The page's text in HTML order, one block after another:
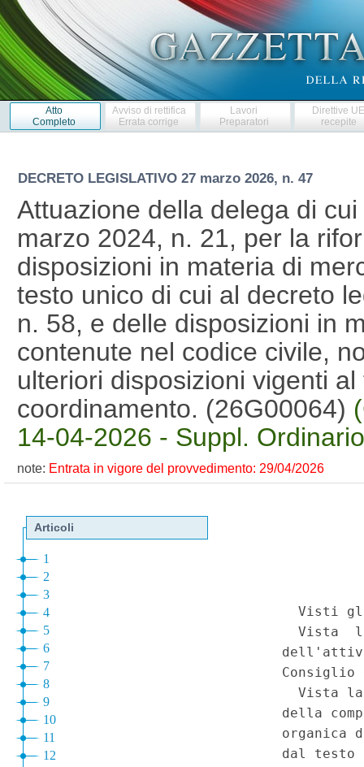
Atto
Completo
Avviso di rettifica
Errata corrige
Lavori
Preparatori
Direttive
recepite
DECRETO LEGISLATIVO 27 marzo 2026, n. 47
Attuazione della delega di
marzo 2024, n. 21, per la
disposizioni in materia di
testo unico di cui al decreto
n. 58, e delle disposizioni in
contenute nel codice civile,
ulteriori disposizioni vigenti
coordinamento. (26G00064)
14-04-2026 - Suppl.
note: Entrata in vigore del provvedimento: 29/04/2026